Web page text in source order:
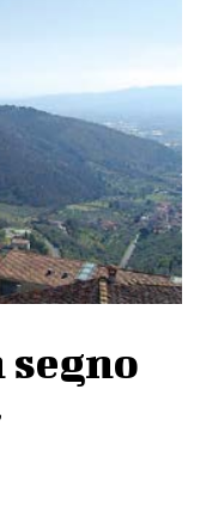
segno